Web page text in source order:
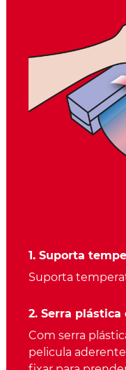
1. Suporta
Suporta
2. Serra plástica
Com serra
pelicula